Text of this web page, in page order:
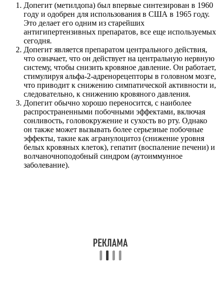
Допегит (метилдопа) был впервые синтезирован в 1960
году и одобрен для использования в США в 1965 году.
Это делает его одним из старейших
антигипертензивных препаратов, все еще используемых
сегодня.
Допегит является препаратом центрального действия,
что означает, что он действует на центральную нервную
систему, чтобы снизить кровяное давление. Он работает,
стимулируя альфа-2-адренорецепторы в головном мозге,
что приводит к снижению симпатической активности и,
следовательно, к снижению кровяного давления.
Допегит обычно хорошо переносится, с наиболее
распространенными побочными эффектами, включая
сонливость, головокружение и сухость во рту. Однако
он также может вызывать более серьезные побочные
эффекты, такие как агранулоцитоз (снижение уровня
белых кровяных клеток), гепатит (воспаление печени) и
волчаночноподобный синдром (аутоиммунное
заболевание).